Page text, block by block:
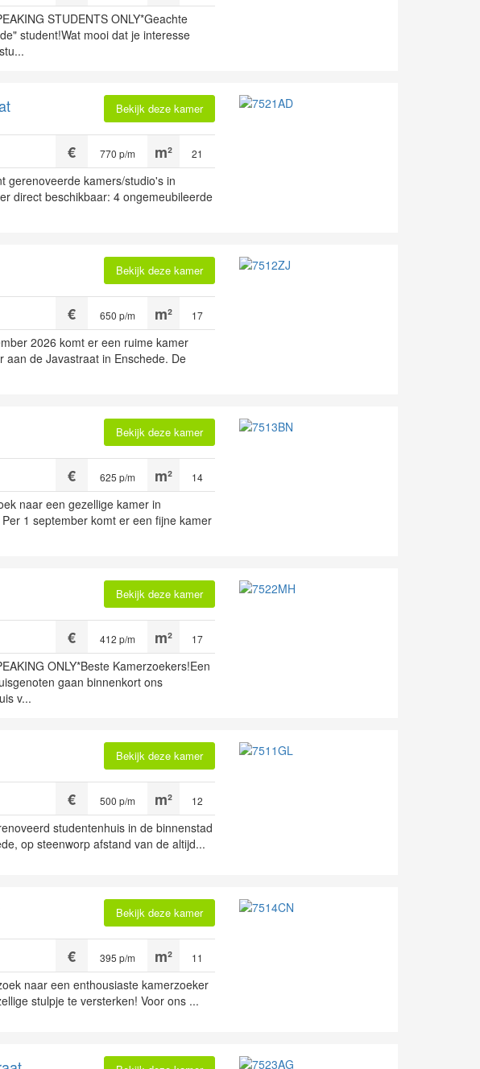
STUDENTS ONLY*Geachte
student!Wat mooi dat je interesse
Bekijk deze kamer
21
770 p/m
gerenoveerde kamers/studio's in
direct beschikbaar: 4 ongemeubileerde
Bekijk deze kamer
17
650 p/m
2026 komt er een ruime kamer
aan de Javastraat in Enschede. De
Bekijk deze kamer
14
625 p/m
naar een gezellige kamer in
1 september komt er een fijne kamer
Bekijk deze kamer
17
412 p/m
ONLY*Beste Kamerzoekers!Een
gaan binnenkort ons
v...
Bekijk deze kamer
12
500 p/m
studentenhuis in de binnenstad
op steenworp afstand van de altijd...
Bekijk deze kamer
11
395 p/m
naar een enthousiaste kamerzoeker
stulpje te versterken! Voor ons ...